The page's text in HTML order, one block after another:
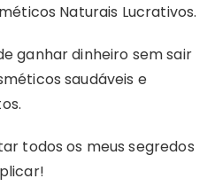
Naturais Lucrativos.
ganhar dinheiro sem sair
saudáveis e
todos os meus segredos